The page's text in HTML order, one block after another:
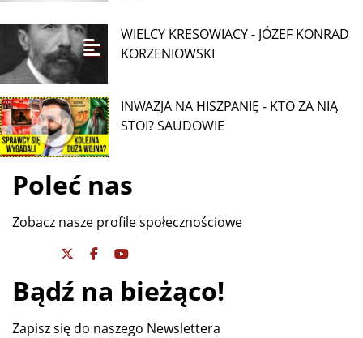
WIELCY KRESOWIACY - JÓZEF KONRAD
KORZENIOWSKI
INWAZJA NA HISZPANIĘ - KTO ZA NIĄ
STOI? SAUDOWIE
Poleć nas
Zobacz nasze profile społecznościowe
Bądź na bieżąco!
Zapisz się do naszego Newslettera